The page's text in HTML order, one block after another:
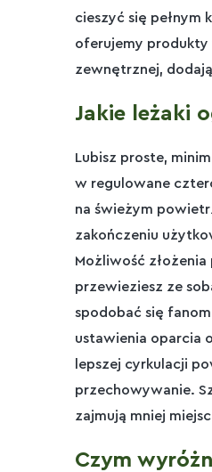
cieszyć się pełnym
oferujemy produkty
zewnętrznej,
Jakie leżaki
Lubisz proste,
w regulowane
na świeżym
zakończeniu
Możliwość
przewieziesz ze
spodobać się
ustawienia oparcia
lepszej cyrkulacji
przechowywanie.
zajmują mniej
Czym